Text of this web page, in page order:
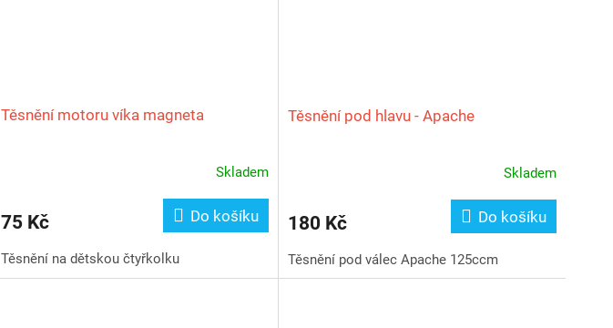
Těsnění motoru víka magneta
Skladem
75 Kč Do košíku
Těsnění na dětskou čtyřkolku
Těsnění pod hlavu - Apache
Skladem
180 Kč Do košíku
Těsnění pod válec Apache 125ccm